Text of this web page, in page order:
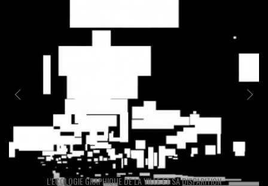
L’ÉCOLOGIE GRAPHIQUE DE LA VILLE ET SA DISPARITION